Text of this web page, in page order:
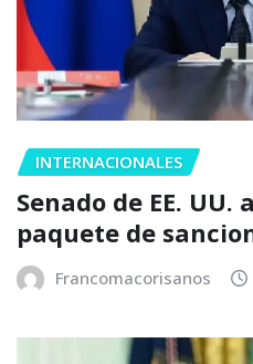
INTERNACIONALES
Senado de EE.
paquete de
Francomacorisanos